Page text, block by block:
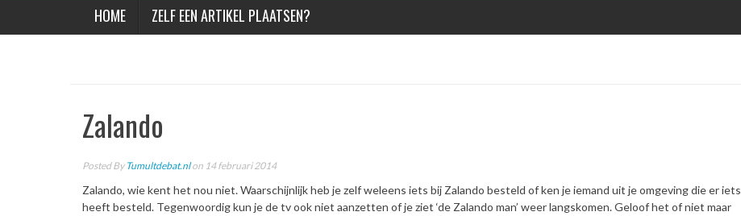
HOME ZELF EEN ARTIKEL PLAATSEN?
Zalando
Posted By Tumultdebat.nlon 14 februari 2014
Zalando, wie kent het nou niet. Waarschijnlijk heb je zelf weleens iets bij Zalando besteld of ken je iemand uit je omgeving die er iets
heeft besteld. Tegenwoordig kun je de tv ook niet aanzetten of je ziet ‘de Zalando man’ weer langskomen. Geloof het of niet maar